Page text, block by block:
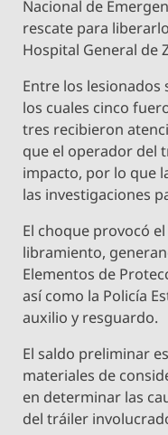
Nacional de
rescate para
Hospital General de
Entre los lesionados
los cuales cinco
tres recibieron
que el operador del
impacto, por lo que
las investigaciones
El choque provocó
libramiento,
Elementos de
así como la Policía
auxilio y resguardo.
El saldo preliminar
materiales de
en determinar las
del tráiler